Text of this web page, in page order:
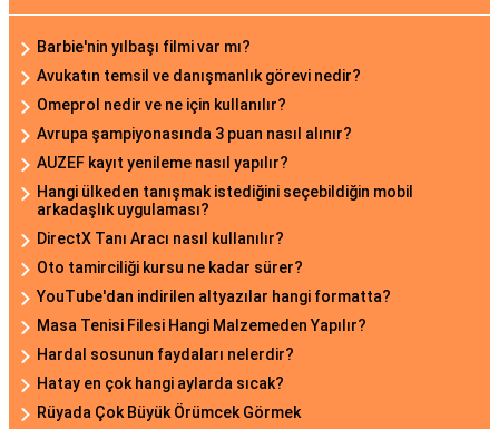
Barbie'nin yılbaşı filmi var mı?
Avukatın temsil ve danışmanlık görevi nedir?
Omeprol nedir ve ne için kullanılır?
Avrupa şampiyonasında 3 puan nasıl alınır?
AUZEF kayıt yenileme nasıl yapılır?
Hangi ülkeden tanışmak istediğini seçebildiğin mobil
arkadaşlık uygulaması?
DirectX Tanı Aracı nasıl kullanılır?
Oto tamirciliği kursu ne kadar sürer?
YouTube'dan indirilen altyazılar hangi formatta?
Masa Tenisi Filesi Hangi Malzemeden Yapılır?
Hardal sosunun faydaları nelerdir?
Hatay en çok hangi aylarda sıcak?
Rüyada Çok Büyük Örümcek Görmek